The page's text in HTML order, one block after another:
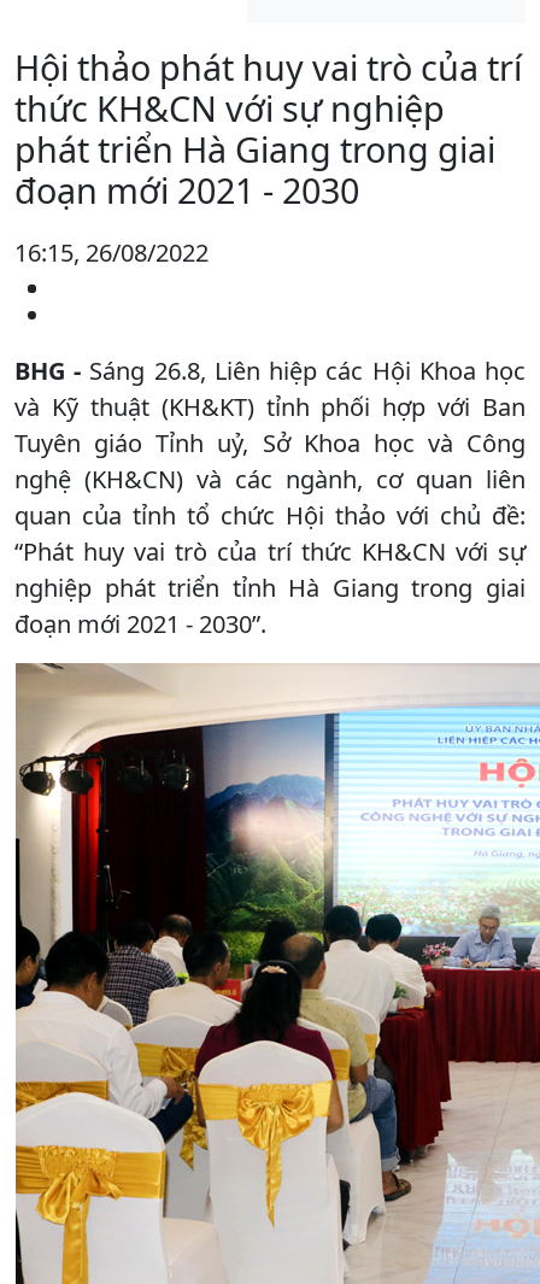
Hội thảo phát huy vai trò của trí
thức KH&CN với sự nghiệp
phát triển Hà Giang trong giai
đoạn mới 2021 - 2030
16:15, 26/08/2022
BHG - Sáng 26.8, Liên hiệp các Hội Khoa học
và Kỹ thuật (KH&KT) tỉnh phối hợp với Ban
Tuyên giáo Tỉnh uỷ, Sở Khoa học và Công
nghệ (KH&CN) và các ngành, cơ quan liên
quan của tỉnh tổ chức Hội thảo với chủ đề:
“Phát huy vai trò của trí thức KH&CN với sự
nghiệp phát triển tỉnh Hà Giang trong giai
đoạn mới 2021 - 2030”.